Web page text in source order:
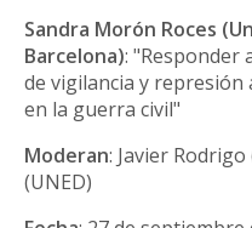
Sandra Morón Roces
Barcelona): "Responder
de vigilancia y represión
en la guerra civil"
Moderan: Javier
(UNED)